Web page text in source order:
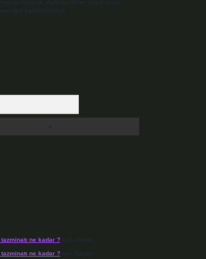
halinde, ilgili içerikler yasal süre
kaldırılacaktır.
tazminatı ne kadar ?için admin
tazminatı ne kadar ?için Nazan